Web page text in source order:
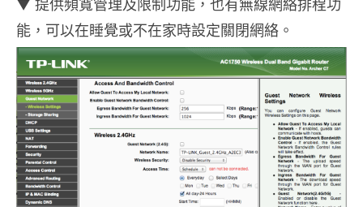
▼ 提供頻寬管理及限制功能，也有無線網絡排程功
能，可以在睡覺或不在家時設定關閉網絡。